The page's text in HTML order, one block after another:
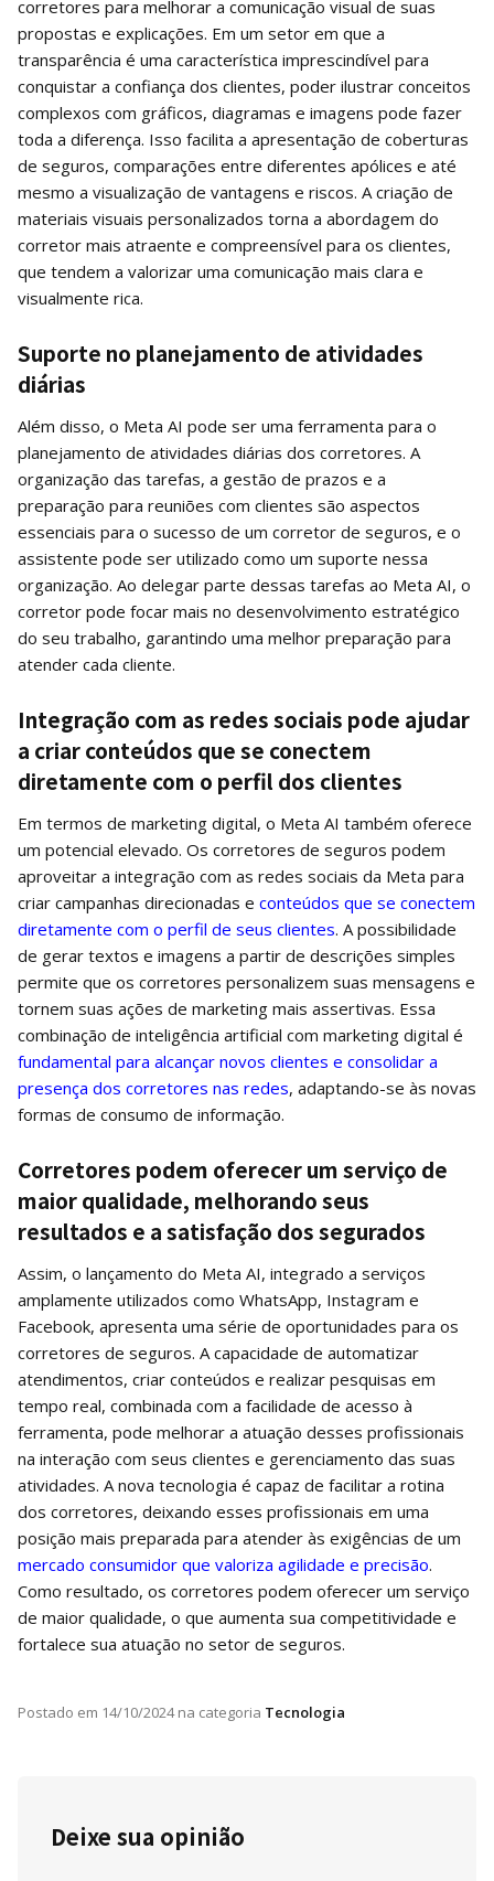
corretores para melhorar a comunicação visual de suas
propostas e explicações. Em um setor em que a
transparência é uma característica imprescindível para
conquistar a confiança dos clientes, poder ilustrar conceitos
complexos com gráficos, diagramas e imagens pode fazer
toda a diferença. Isso facilita a apresentação de coberturas
de seguros, comparações entre diferentes apólices e até
mesmo a visualização de vantagens e riscos. A criação de
materiais visuais personalizados torna a abordagem do
corretor mais atraente e compreensível para os clientes,
que tendem a valorizar uma comunicação mais clara e
visualmente rica.
Suporte no planejamento de atividades
diárias
Além disso, o Meta AI pode ser uma ferramenta para o
planejamento de atividades diárias dos corretores. A
organização das tarefas, a gestão de prazos e a
preparação para reuniões com clientes são aspectos
essenciais para o sucesso de um corretor de seguros, e o
assistente pode ser utilizado como um suporte nessa
organização. Ao delegar parte dessas tarefas ao Meta AI, o
corretor pode focar mais no desenvolvimento estratégico
do seu trabalho, garantindo uma melhor preparação para
atender cada cliente.
Integração com as redes sociais pode ajudar
a criar conteúdos que se conectem
diretamente com o perfil dos clientes
Em termos de marketing digital, o Meta AI também oferece
um potencial elevado. Os corretores de seguros podem
aproveitar a integração com as redes sociais da Meta para
criar campanhas direcionadas e conteúdos que se conectem
diretamente com o perfil de seus clientes. A possibilidade
de gerar textos e imagens a partir de descrições simples
permite que os corretores personalizem suas mensagens e
tornem suas ações de marketing mais assertivas. Essa
combinação de inteligência artificial com marketing digital é
fundamental para alcançar novos clientes e consolidar a
presença dos corretores nas redes, adaptando-se às novas
formas de consumo de informação.
Corretores podem oferecer um serviço de
maior qualidade, melhorando seus
resultados e a satisfação dos segurados
Assim, o lançamento do Meta AI, integrado a serviços
amplamente utilizados como WhatsApp, Instagram e
Facebook, apresenta uma série de oportunidades para os
corretores de seguros. A capacidade de automatizar
atendimentos, criar conteúdos e realizar pesquisas em
tempo real, combinada com a facilidade de acesso à
ferramenta, pode melhorar a atuação desses profissionais
na interação com seus clientes e gerenciamento das suas
atividades. A nova tecnologia é capaz de facilitar a rotina
dos corretores, deixando esses profissionais em uma
posição mais preparada para atender às exigências de um
mercado consumidor que valoriza agilidade e precisão.
Como resultado, os corretores podem oferecer um serviço
de maior qualidade, o que aumenta sua competitividade e
fortalece sua atuação no setor de seguros.
Postado em 14/10/2024na categoria Tecnologia
Deixe sua opinião